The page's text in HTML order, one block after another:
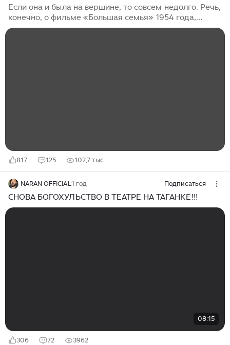
Если она и была на вершине, то совсем недолго. Речь,
конечно, о фильме «Большая семья» 1954 года,
который не только полюбился зрителям, но и получил
817 125 102,7 тыс
NARAN OFFICIAL1 год Подписаться
СНОВА БОГОХУЛЬСТВО В ТЕАТРЕ НА ТАГАНКЕ!!!
08:15
306 72 3962